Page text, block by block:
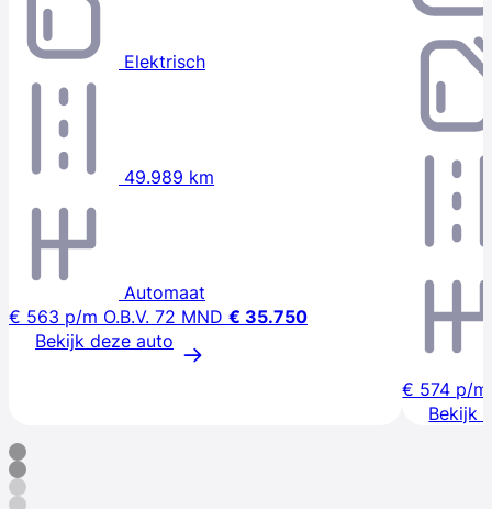
Elektrisch
49.989 km
Automaat
€ 563 p/m O.B.V. 72 MND € 35.750
Bekijk deze auto
€ 574 p/m
Bekijk